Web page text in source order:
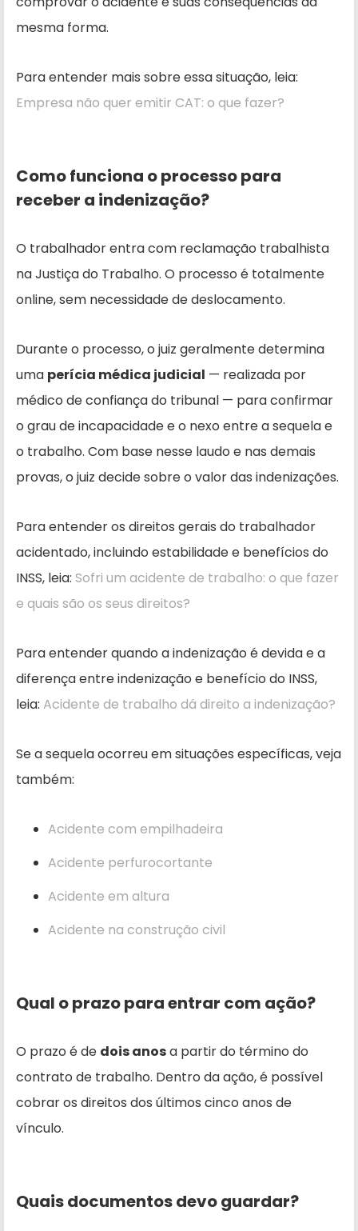
mesma forma.
Para entender mais sobre essa situação, leia:
Empresa não quer emitir CAT: o que fazer?
Como funciona o processo para
receber a indenização?
O trabalhador entra com reclamação trabalhista
na Justiça do Trabalho. O processo é totalmente
online, sem necessidade de deslocamento.
Durante o processo, o juiz geralmente determina
uma perícia médica judicial — realizada por
médico de confiança do tribunal — para confirmar
o grau de incapacidade e o nexo entre a sequela e
o trabalho. Com base nesse laudo e nas demais
provas, o juiz decide sobre o valor das indenizações.
Para entender os direitos gerais do trabalhador
acidentado, incluindo estabilidade e benefícios do
INSS, leia: Sofri um acidente de trabalho: o que fazer
e quais são os seus direitos?
Para entender quando a indenização é devida e a
diferença entre indenização e benefício do INSS,
leia: Acidente de trabalho dá direito a indenização?
Se a sequela ocorreu em situações específicas, veja
também:
Acidente com empilhadeira
Acidente perfurocortante
Acidente em altura
Acidente na construção civil
Qual o prazo para entrar com ação?
O prazo é de dois anosa partir do término do
contrato de trabalho. Dentro da ação, é possível
cobrar os direitos dos últimos cinco anos de
vínculo.
Quais documentos devo guardar?